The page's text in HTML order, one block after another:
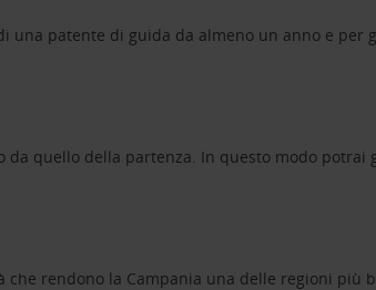
una patente di guida da almeno un anno e per
da quello della partenza. In questo modo potrai
rendono la Campania una delle regioni più